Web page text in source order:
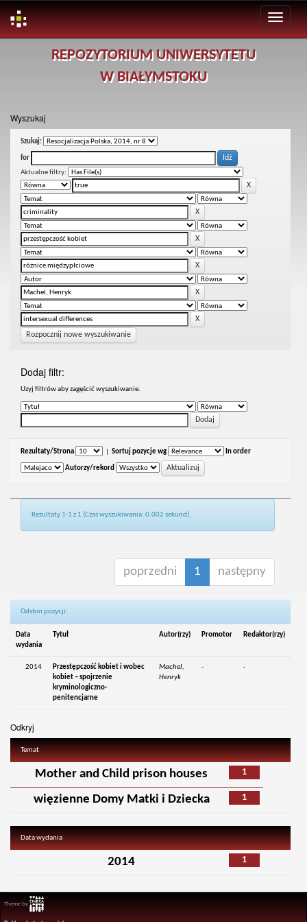
REPOZYTORIUM UNIWERSYTETU
W BIAŁYMSTOKU
Wyszukaj
Szukaj:
for
Aktualne filtry:
Rozpocznij nowe wyszukiwanie
Dodaj filtr:
Uzyj filtrów aby zagęścić wyszukiwanie.
Rezultaty/Strona Sortuj pozycje wg In order
Autorzy/rekord
Rezultaty 1-1 z 1 (Czas wyszukiwania: 0.002 sekund).
poprzedni 1 następny
Odsłon pozycji:
Data
wydania
Tytuł Autor(rzy) Promotor Redaktor(rzy)
2014
Przestępczość kobiet i wobec
kobiet – spojrzenie
kryminologiczno-
penitencjarne
Machel,
Henryk
- -
Odkryj
Temat
1
Mother and Child prison houses
1
więzienne Domy Matki i Dziecka
Data wydania
1
2014
Theme by